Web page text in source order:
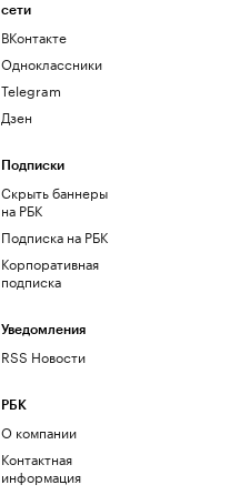
сети
ВКонтакте
Одноклассники
Telegram
Дзен
Подписки
Скрыть баннеры
на РБК
Подписка на РБК
Корпоративная
подписка
Уведомления
RSS Новости
РБК
О компании
Контактная
информация